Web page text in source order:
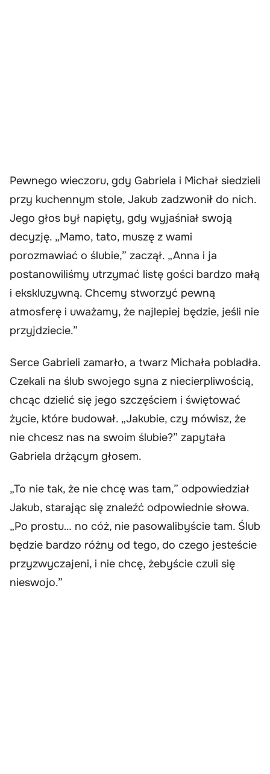
Pewnego wieczoru, gdy Gabriela i Michał siedzieli
przy kuchennym stole, Jakub zadzwonił do nich.
Jego głos był napięty, gdy wyjaśniał swoją
decyzję. „Mamo, tato, muszę z wami
porozmawiać o ślubie,” zaczął. „Anna i ja
postanowiliśmy utrzymać listę gości bardzo małą
i ekskluzywną. Chcemy stworzyć pewną
atmosferę i uważamy, że najlepiej będzie, jeśli nie
przyjdziecie.”
Serce Gabrieli zamarło, a twarz Michała pobladła.
Czekali na ślub swojego syna z niecierpliwością,
chcąc dzielić się jego szczęściem i świętować
życie, które budował. „Jakubie, czy mówisz, że
nie chcesz nas na swoim ślubie?” zapytała
Gabriela drżącym głosem.
„To nie tak, że nie chcę was tam,” odpowiedział
Jakub, starając się znaleźć odpowiednie słowa.
„Po prostu… no cóż, nie pasowalibyście tam. Ślub
będzie bardzo różny od tego, do czego jesteście
przyzwyczajeni, i nie chcę, żebyście czuli się
nieswojo.”